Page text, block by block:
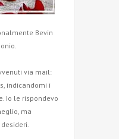
Bevin
via mail:
indicandomi i
Io le rispondevo
ma